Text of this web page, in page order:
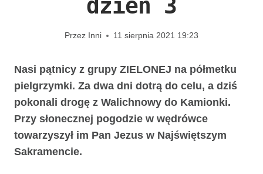
dzień 3
Przez Inni 11 sierpnia 2021 19:23
Nasi pątnicy z grupy ZIELONEJ na półmetku
pielgrzymki. Za dwa dni dotrą do celu, a dziś
pokonali drogę z Walichnowy do Kamionki.
Przy słonecznej pogodzie w wędrówce
towarzyszył im Pan Jezus w Najświętszym
Sakramencie.